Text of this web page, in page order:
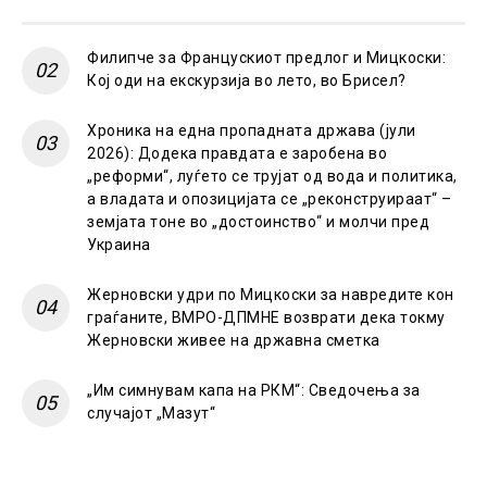
Филипче за Францускиот предлог и Мицкоски:
Кој оди на екскурзија во лето, во Брисел?
Хроника на една пропадната држава (јули
2026): Додека правдата е заробена во
„реформи“, луѓето се трујат од вода и политика,
а владата и опозицијата се „реконструираат“ –
земјата тоне во „достоинство“ и молчи пред
Украина
Жерновски удри по Мицкоски за навредите кон
граѓаните, ВМРО-ДПМНЕ возврати дека токму
Жерновски живее на државна сметка
„Им симнувам капа на РКМ“: Сведочења за
случајот „Мазут“